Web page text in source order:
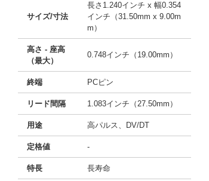
サイズ/寸法
長さ1.240インチ x 幅0.354
インチ（31.50mm x 9.00m
m）
高さ - 座高
（最大）
0.748インチ（19.00mm）
終端 PCピン
リード間隔 1.083インチ（27.50mm）
用途 高パルス、DV/DT
定格値 -
特長 長寿命